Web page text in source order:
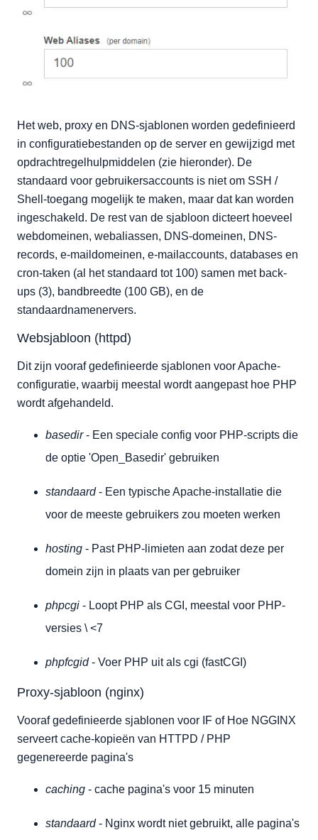
Het web, proxy en DNS-sjablonen worden gedefinieerd
in configuratiebestanden op de server en gewijzigd met
opdrachtregelhulpmiddelen (zie hieronder). De
standaard voor gebruikersaccounts is niet om SSH /
Shell-toegang mogelijk te maken, maar dat kan worden
ingeschakeld. De rest van de sjabloon dicteert hoeveel
webdomeinen, webaliassen, DNS-domeinen, DNS-
records, e-maildomeinen, e-mailaccounts, databases en
cron-taken (al het standaard tot 100) samen met back-
ups (3), bandbreedte (100 GB), en de
standaardnamenervers.
Websjabloon (httpd)
Dit zijn vooraf gedefinieerde sjablonen voor Apache-
configuratie, waarbij meestal wordt aangepast hoe PHP
wordt afgehandeld.
basedir- Een speciale config voor PHP-scripts die
de optie 'Open_Basedir' gebruiken
standaard- Een typische Apache-installatie die
voor de meeste gebruikers zou moeten werken
hosting - Past PHP-limieten aan zodat deze per
domein zijn in plaats van per gebruiker
phpcgi - Loopt PHP als CGI, meestal voor PHP-
versies \ <7
phpfcgid- Voer PHP uit als cgi (fastCGI)
Proxy-sjabloon (nginx)
Vooraf gedefinieerde sjablonen voor IF of Hoe NGGINX
serveert cache-kopieën van HTTPD / PHP
gegenereerde pagina's
caching - cache pagina's voor 15 minuten
standaard- Nginx wordt niet gebruikt, alle pagina's